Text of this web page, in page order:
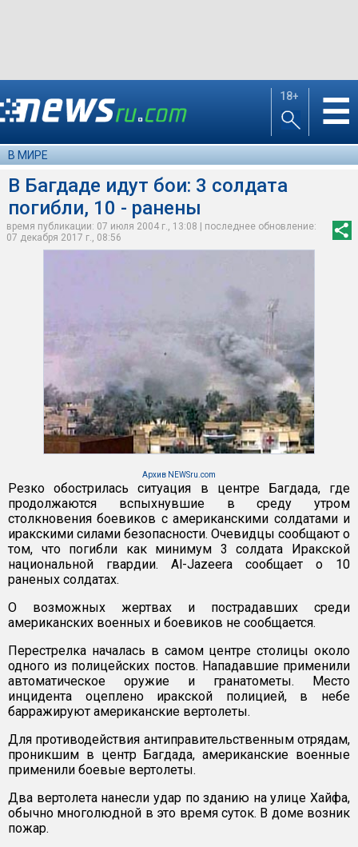
18+ ☰
В МИРЕ
В Багдаде идут бои: 3 солдата
погибли, 10 - ранены
время публикации: 07 июля 2004 г., 13:08 | последнее обновление:
07 декабря 2017 г., 08:56
Архив NEWSru.com
Резко обострилась ситуация в центре Багдада, где
продолжаются вспыхнувшие в среду утром
столкновения боевиков с американскими солдатами и
иракскими силами безопасности. Очевидцы сообщают о
том, что погибли как минимум 3 солдата Иракской
национальной гвардии. Al-Jazeera сообщает о 10
раненых солдатах.
О возможных жертвах и пострадавших среди
американских военных и боевиков не сообщается.
Перестрелка началась в самом центре столицы около
одного из полицейских постов. Нападавшие применили
автоматическое оружие и гранатометы. Место
инцидента оцеплено иракской полицией, в небе
барражируют американские вертолеты.
Для противодействия антиправительственным отрядам,
проникшим в центр Багдада, американские военные
применили боевые вертолеты.
Два вертолета нанесли удар по зданию на улице Хайфа,
обычно многолюдной в это время суток. В доме возник
пожар.